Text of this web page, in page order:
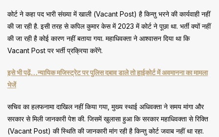
कोर्ट ने कहा पद भारी संख्या में खाली (Vacant Post) है किन्तु भरने की कार्यवाही नहीं
की जा रही है. इसी तरह से कपिल कुमार केस में 2023 में कोर्ट ने पूछा था. भर्ती क्यों नहीं
की जा रही है कोई कारण नहीं बताया गया. महाधिवक्ता ने आश्वासन दिया था कि
Vacant Post पर भर्ती प्रक्रिया करेंगे.
इसे भी पढ़ें…न्यायिक मजिस्ट्रेट पर पुलिस दबाव डाले तो हाईकोर्ट में अवमानना ​​का मामला
भेजें
सचिव का हलफनामा दाखिल नहीं किया गया, मुख्य स्थाई अधिवक्ता ने समय मांगा और
सरकार से मिली जानकारी पेश की. जिसमें खुलासा हुआ कि सरकार महाधिवक्ता से रिक्ति
(Vacant Post) की स्थिति की जानकारी मांग रही है किन्तु कोर्ट जवाब नहीं था रहा.